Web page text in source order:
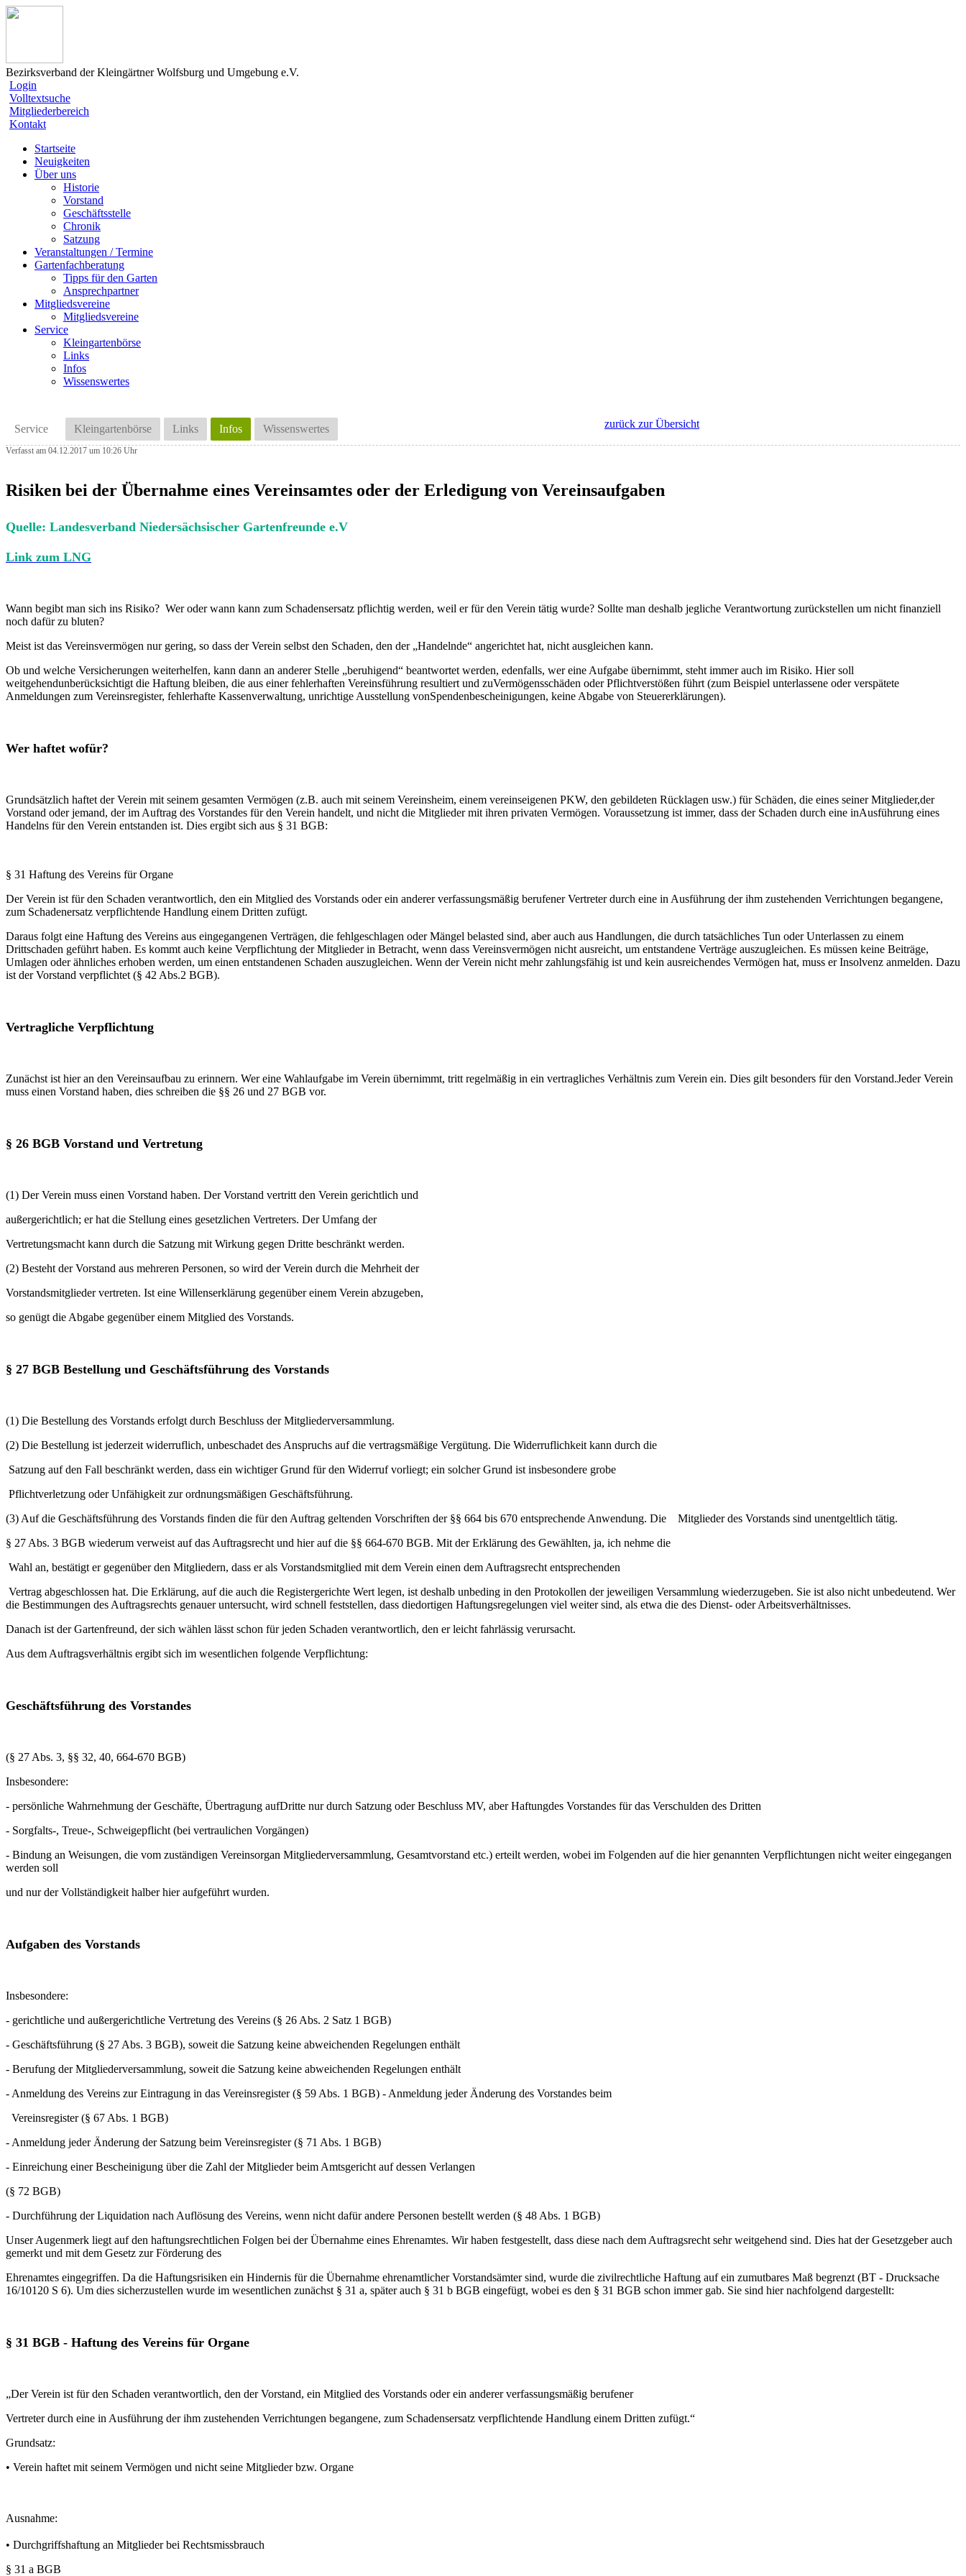
Bezirksverband der Kleingärtner Wolfsburg und Umgebung e.V.
Login
Volltextsuche
Mitgliederbereich
Kontakt
Startseite
Neuigkeiten
Über uns
Historie
Vorstand
Geschäftsstelle
Chronik
Satzung
Veranstaltungen / Termine
Gartenfachberatung
Tipps für den Garten
Ansprechpartner
Mitgliedsvereine
Mitgliedsvereine
Service
Kleingartenbörse
Links
Infos
Wissenswertes
Service Kleingartenbörse Links Infos Wissenswertes zurück zur Übersicht
Verfasst am 04.12.2017 um 10:26 Uhr
Risiken bei der Übernahme eines Vereinsamtes oder der Erledigung von Vereinsaufgaben
Quelle: Landesverband Niedersächsischer Gartenfreunde e.V
Link zum LNG
Wann begibt man sich ins Risiko? Wer oder wann kann zum Schadensersatz pflichtig werden, weil er für den Verein tätig wurde? Sollte man deshalb jegliche Verantwortung zurückstellen um nicht finanziell
noch dafür zu bluten?
Meist ist das Vereinsvermögen nur gering, so dass der Verein selbst den Schaden, den der „Handelnde“ angerichtet hat, nicht ausgleichen kann.
Ob und welche Versicherungen weiterhelfen, kann dann an anderer Stelle „beruhigend“ beantwortet werden, edenfalls, wer eine Aufgabe übernimmt, steht immer auch im Risiko. Hier soll
weitgehendunberücksichtigt die Haftung bleiben, die aus einer fehlerhaften Vereinsführung resultiert und zuVermögensschäden oder Pflichtverstößen führt (zum Beispiel unterlassene oder verspätete
Anmeldungen zum Vereinsregister, fehlerhafte Kassenverwaltung, unrichtige Ausstellung vonSpendenbescheinigungen, keine Abgabe von Steuererklärungen).
Wer haftet wofür?
Grundsätzlich haftet der Verein mit seinem gesamten Vermögen (z.B. auch mit seinem Vereinsheim, einem vereinseigenen PKW, den gebildeten Rücklagen usw.) für Schäden, die eines seiner Mitglieder,der
Vorstand oder jemand, der im Auftrag des Vorstandes für den Verein handelt, und nicht die Mitglieder mit ihren privaten Vermögen. Voraussetzung ist immer, dass der Schaden durch eine inAusführung eines
Handelns für den Verein entstanden ist. Dies ergibt sich aus § 31 BGB:
§ 31 Haftung des Vereins für Organe
Der Verein ist für den Schaden verantwortlich, den ein Mitglied des Vorstands oder ein anderer verfassungsmäßig berufener Vertreter durch eine in Ausführung der ihm zustehenden Verrichtungen begangene,
zum Schadenersatz verpflichtende Handlung einem Dritten zufügt.
Daraus folgt eine Haftung des Vereins aus eingegangenen Verträgen, die fehlgeschlagen oder Mängel belasted sind, aber auch aus Handlungen, die durch tatsächliches Tun oder Unterlassen zu einem
Drittschaden geführt haben. Es kommt auch keine Verpflichtung der Mitglieder in Betracht, wenn dass Vereinsvermögen nicht ausreicht, um entstandene Verträge auszugleichen. Es müssen keine Beiträge,
Umlagen oder ähnliches erhoben werden, um einen entstandenen Schaden auszugleichen. Wenn der Verein nicht mehr zahlungsfähig ist und kein ausreichendes Vermögen hat, muss er Insolvenz anmelden. Dazu
ist der Vorstand verpflichtet (§ 42 Abs.2 BGB).
Vertragliche Verpflichtung
Zunächst ist hier an den Vereinsaufbau zu erinnern. Wer eine Wahlaufgabe im Verein übernimmt, tritt regelmäßig in ein vertragliches Verhältnis zum Verein ein. Dies gilt besonders für den Vorstand.Jeder Verein
muss einen Vorstand haben, dies schreiben die §§ 26 und 27 BGB vor.
§ 26 BGB Vorstand und Vertretung
(1) Der Verein muss einen Vorstand haben. Der Vorstand vertritt den Verein gerichtlich und
außergerichtlich; er hat die Stellung eines gesetzlichen Vertreters. Der Umfang der
Vertretungsmacht kann durch die Satzung mit Wirkung gegen Dritte beschränkt werden.
(2) Besteht der Vorstand aus mehreren Personen, so wird der Verein durch die Mehrheit der
Vorstandsmitglieder vertreten. Ist eine Willenserklärung gegenüber einem Verein abzugeben,
so genügt die Abgabe gegenüber einem Mitglied des Vorstands.
§ 27 BGB Bestellung und Geschäftsführung des Vorstands
(1) Die Bestellung des Vorstands erfolgt durch Beschluss der Mitgliederversammlung.
(2) Die Bestellung ist jederzeit widerruflich, unbeschadet des Anspruchs auf die vertragsmäßige Vergütung. Die Widerruflichkeit kann durch die
Satzung auf den Fall beschränkt werden, dass ein wichtiger Grund für den Widerruf vorliegt; ein solcher Grund ist insbesondere grobe
Pflichtverletzung oder Unfähigkeit zur ordnungsmäßigen Geschäftsführung.
(3) Auf die Geschäftsführung des Vorstands finden die für den Auftrag geltenden Vorschriften der §§ 664 bis 670 entsprechende Anwendung. Die Mitglieder des Vorstands sind unentgeltlich tätig.
§ 27 Abs. 3 BGB wiederum verweist auf das Auftragsrecht und hier auf die §§ 664-670 BGB. Mit der Erklärung des Gewählten, ja, ich nehme die
Wahl an, bestätigt er gegenüber den Mitgliedern, dass er als Vorstandsmitglied mit dem Verein einen dem Auftragsrecht entsprechenden
Vertrag abgeschlossen hat. Die Erklärung, auf die auch die Registergerichte Wert legen, ist deshalb unbeding in den Protokollen der jeweiligen Versammlung wiederzugeben. Sie ist also nicht unbedeutend. Wer
die Bestimmungen des Auftragsrechts genauer untersucht, wird schnell feststellen, dass diedortigen Haftungsregelungen viel weiter sind, als etwa die des Dienst- oder Arbeitsverhältnisses.
Danach ist der Gartenfreund, der sich wählen lässt schon für jeden Schaden verantwortlich, den er leicht fahrlässig verursacht.
Aus dem Auftragsverhältnis ergibt sich im wesentlichen folgende Verpflichtung:
Geschäftsführung des Vorstandes
(§ 27 Abs. 3, §§ 32, 40, 664-670 BGB)
Insbesondere:
- persönliche Wahrnehmung der Geschäfte, Übertragung aufDritte nur durch Satzung oder Beschluss MV, aber Haftungdes Vorstandes für das Verschulden des Dritten
- Sorgfalts-, Treue-, Schweigepflicht (bei vertraulichen Vorgängen)
- Bindung an Weisungen, die vom zuständigen Vereinsorgan Mitgliederversammlung, Gesamtvorstand etc.) erteilt werden, wobei im Folgenden auf die hier genannten Verpflichtungen nicht weiter eingegangen
werden soll
und nur der Vollständigkeit halber hier aufgeführt wurden.
Aufgaben des Vorstands
Insbesondere:
- gerichtliche und außergerichtliche Vertretung des Vereins (§ 26 Abs. 2 Satz 1 BGB)
- Geschäftsführung (§ 27 Abs. 3 BGB), soweit die Satzung keine abweichenden Regelungen enthält
- Berufung der Mitgliederversammlung, soweit die Satzung keine abweichenden Regelungen enthält
- Anmeldung des Vereins zur Eintragung in das Vereinsregister (§ 59 Abs. 1 BGB) - Anmeldung jeder Änderung des Vorstandes beim
Vereinsregister (§ 67 Abs. 1 BGB)
- Anmeldung jeder Änderung der Satzung beim Vereinsregister (§ 71 Abs. 1 BGB)
- Einreichung einer Bescheinigung über die Zahl der Mitglieder beim Amtsgericht auf dessen Verlangen
(§ 72 BGB)
- Durchführung der Liquidation nach Auflösung des Vereins, wenn nicht dafür andere Personen bestellt werden (§ 48 Abs. 1 BGB)
Unser Augenmerk liegt auf den haftungsrechtlichen Folgen bei der Übernahme eines Ehrenamtes. Wir haben festgestellt, dass diese nach dem Auftragsrecht sehr weitgehend sind. Dies hat der Gesetzgeber auch
gemerkt und mit dem Gesetz zur Förderung des
Ehrenamtes eingegriffen. Da die Haftungsrisiken ein Hindernis für die Übernahme ehrenamtlicher Vorstandsämter sind, wurde die zivilrechtliche Haftung auf ein zumutbares Maß begrenzt (BT - Drucksache
16/10120 S 6). Um dies sicherzustellen wurde im wesentlichen zunächst § 31 a, später auch § 31 b BGB eingefügt, wobei es den § 31 BGB schon immer gab. Sie sind hier nachfolgend dargestellt:
§ 31 BGB - Haftung des Vereins für Organe
„Der Verein ist für den Schaden verantwortlich, den der Vorstand, ein Mitglied des Vorstands oder ein anderer verfassungsmäßig berufener
Vertreter durch eine in Ausführung der ihm zustehenden Verrichtungen begangene, zum Schadensersatz verpflichtende Handlung einem Dritten zufügt.“
Grundsatz:
• Verein haftet mit seinem Vermögen und nicht seine Mitglieder bzw. Organe
Ausnahme:
• Durchgriffshaftung an Mitglieder bei Rechtsmissbrauch
§ 31 a BGB